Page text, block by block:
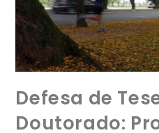
Defesa de
Doutorado: